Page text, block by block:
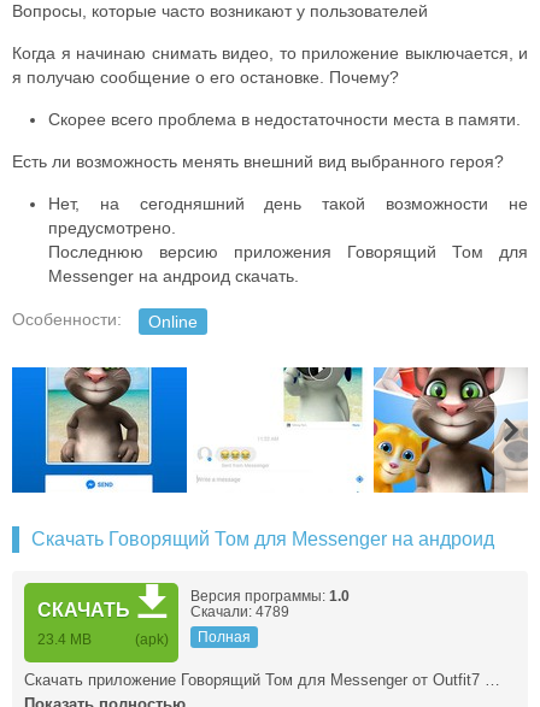
Вопросы, которые часто возникают у пользователей
Когда я начинаю снимать видео, то приложение выключается, и
я получаю сообщение о его остановке. Почему?
Скорее всего проблема в недостаточности места в памяти.
Есть ли возможность менять внешний вид выбранного героя?
Нет, на сегодняшний день такой возможности не
предусмотрено.
Последнюю версию приложения Говорящий Том для
Messenger на андроид скачать.
Особенности: Online
Скачать Говорящий Том для Messenger на андроид
СКАЧАТЬ
23.4 MB (apk)
Версия программы: 1.0
Скачали: 4789
Полная
Скачать приложение Говорящий Том для Messenger от Outfit7 …